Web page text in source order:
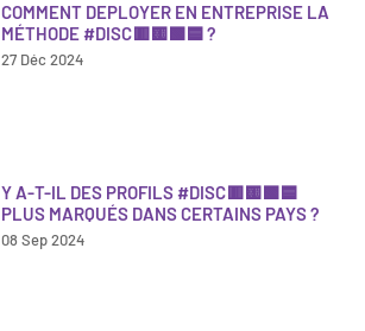
COMMENT DEPLOYER EN ENTREPRISE LA
MÉTHODE #DISC🟥🟨🟩🟦 ?
27 Déc 2024
Y A-T-IL DES PROFILS #DISC🟥🟨🟩🟦
PLUS MARQUÉS DANS CERTAINS PAYS ?
08 Sep 2024